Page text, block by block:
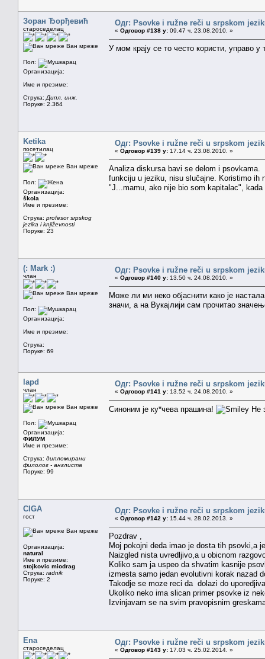
Зоран Ђорђевић
староседелац
Ван мреже
Пол:
Организација:
Име и презиме:
Струка: Дипл. инж.
Поруке: 2.364
Одг: Psovke i ružne reči u srpskom
« Одговор #138 у: 09.47 ч. 23.08.2010. »
У мом крају се то често користи, управо
Ketika
посетилац
Ван мреже
Пол:
Организација:
škola
Име и презиме:
Струка: profesor srpskog
jezika i književnosti
Поруке: 23
Одг: Psovke i ružne reči u srpskom
« Одговор #139 у: 17.14 ч. 23.08.2010. »
Analiza diskursa bavi se delom i
funkciju u jeziku, nisu slučajne. Koristimo ih
"J...mamu, ako nije bio som kapitalac",
(: Mark :)
члан
Ван мреже
Пол:
Организација:
Име и презиме:
Струка:
Поруке: 69
Одг: Psovke i ružne reči u srpskom
« Одговор #140 у: 13.50 ч. 24.08.2010. »
Може ли ми неко објаснити како је
значи, а на Вукајлији сам прочитао
lapd
члан
Ван мреже
Пол:
Организација:
ФИЛУМ
Име и презиме:
Струка: дипломирани
филолог - англиста
Поруке: 99
Одг: Psovke i ružne reči u srpskom
« Одговор #141 у: 13.52 ч. 24.08.2010. »
Синоним је ку*чева прашина! Не
CIGA
гост
Ван мреже
Организација:
natural
Име и презиме:
stojkovic miodrag
Струка: radnik
Поруке: 2
Одг: Psovke i ružne reči u srpskom
« Одговор #142 у: 15.44 ч. 28.02.2013. »
Pozdrav ,
Moj pokojni deda imao je dosta tih psovki,a
Naizgled nista uvredljivo,a u obicnom
Koliko sam ja uspeo da shvatim kasnije
izmesta samo jedan evolutivni korak nazad
Takodje se moze reci da dolazi do
Ukoliko neko ima slican primer psovke iz
Izvinjavam se na svim pravopisnim
Ena
староседелац
Одг: Psovke i ružne reči u srpskom
« Одговор #143 у: 17.03 ч. 25.02.2014. »